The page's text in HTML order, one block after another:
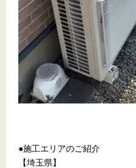
●施工エリアのご紹介
【埼玉県】